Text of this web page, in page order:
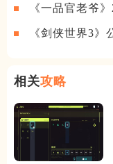
《一品官老爷
《剑侠世界3》
相关攻略